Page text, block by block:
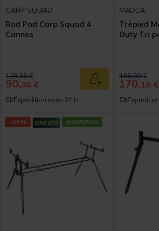
CARP SQUAD
Rod Pod Carp Squad 4
Cannes
Price reduced from
129,00 €to
90,30 € Ajouter au panier
Expédition sous 24 h
MADCAT
Trépied
Duty Tri
Price
189,00 €to
170,10 €
-30% NOUVEAU